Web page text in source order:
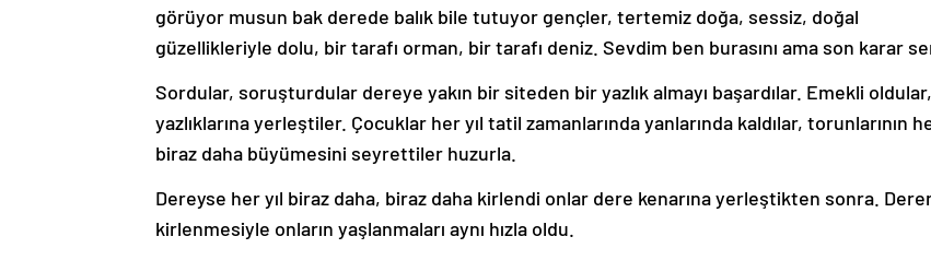
görüyor musun bak derede balık bile tutuyor gençler, tertemiz doğa, sessiz, doğal
güzellikleriyle dolu, bir tarafı orman, bir tarafı deniz. Sevdim ben burasını ama son karar
Sordular, soruşturdular dereye yakın bir siteden bir yazlık almayı başardılar. Emekli oldular,
yazlıklarına yerleştiler. Çocuklar her yıl tatil zamanlarında yanlarında kaldılar, torunlarının
biraz daha büyümesini seyrettiler huzurla.
Dereyse her yıl biraz daha, biraz daha kirlendi onlar dere kenarına yerleştikten sonra.
kirlenmesiyle onların yaşlanmaları aynı hızla oldu.